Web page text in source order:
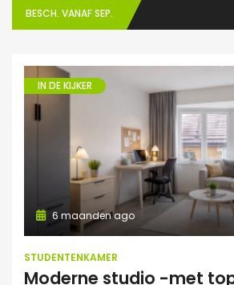
BESCH. VANAF SEP.
IN DE KIJKER
6 maanden ago
STUDENTENKAMER